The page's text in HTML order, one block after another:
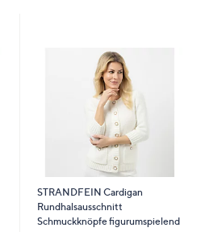
STRANDFEIN Cardigan
Rundhalsausschnitt
Schmuckknöpfe figurumspielend